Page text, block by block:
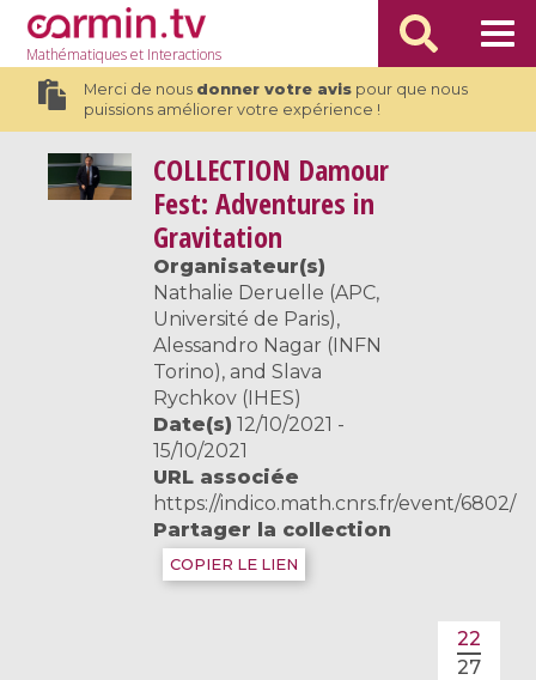
Mathématiqueset Interactions
Merci de nous donner votre avispour que nous
puissions améliorer votre expérience !
COLLECTION Damour
Fest: Adventures in
Gravitation
Organisateur(s)
Nathalie Deruelle (APC,
Université de Paris),
Alessandro Nagar (INFN
Torino), and Slava
Rychkov (IHES)
Date(s) 12/10/2021 -
15/10/2021
URL associée
https://indico.math.cnrs.fr/event/6802/
Partager la collection
COPIER LE LIEN
22
27